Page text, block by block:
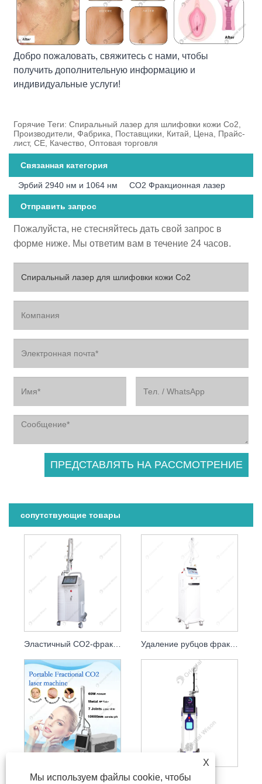
Добро пожаловать, свяжитесь с нами, чтобы
получить дополнительную информацию и
индивидуальные услуги!
Горячие Теги: Спиральный лазер для шлифовки кожи Co2,
Производители, Фабрика, Поставщики, Китай, Цена, Прайс-
лист, CE, Качество, Оптовая торговля
Связанная категория
Эрбий 2940 нм и 1064 нм CO2 Фракционная лазер
Отправить запрос
Пожалуйста, не стесняйтесь дать свой запрос в
форме ниже. Мы ответим вам в течение 24 часов.
сопутствующие товары
Эластичный CO2-фракционный лазер для шлифовки кожи
Портативная фракционная лазерная машина CO2
CO2-лазер
X
Мы используем файлы cookie, чтобы